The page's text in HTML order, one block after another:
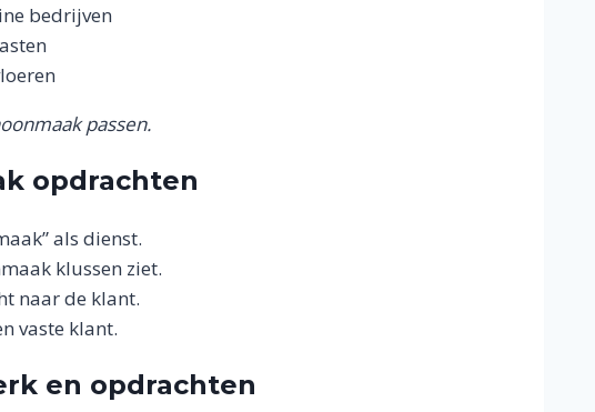
bedrijven
passen.
opdrachten
als dienst.
klussen ziet.
naar de klant.
vaste klant.
en opdrachten